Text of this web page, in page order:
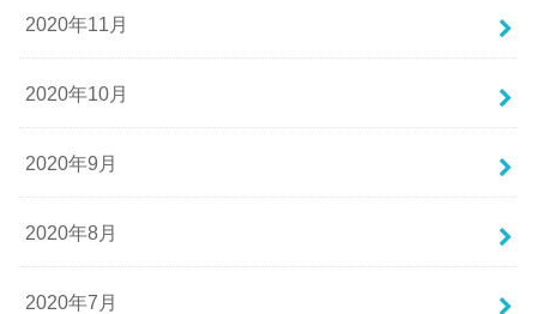
2020年11月
2020年10月
2020年9月
2020年8月
2020年7月